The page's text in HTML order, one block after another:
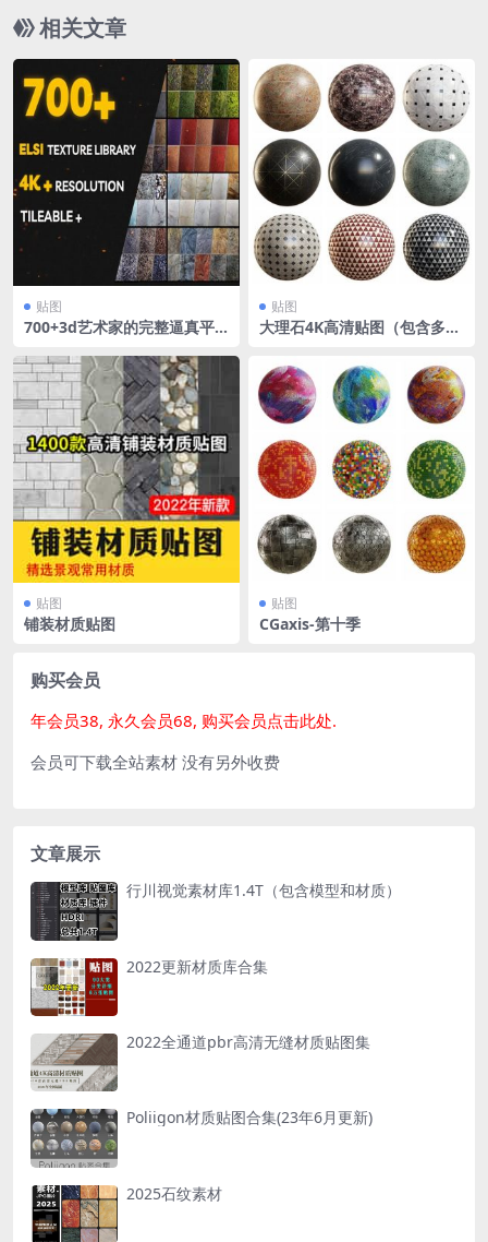
相关文章
贴图
700+3d艺术家的完整逼真平
Realistic Tileable PBR Textu
re Library For 3d Artists |+
700 Textures
贴图
大理石4K高清贴图（包含多种
贴图
铺装材质贴图
贴图
CGaxis-第十季
购买会员
年会员38, 永久会员68, 购买会员点击此处.
会员可下载全站素材 没有另外收费
文章展示
行川视觉素材库1.4T（包含模型和材质）
2022更新材质库合集
2022全通道pbr高清无缝材质贴图集
Poliigon材质贴图合集(23年6月更新)
2025石纹素材